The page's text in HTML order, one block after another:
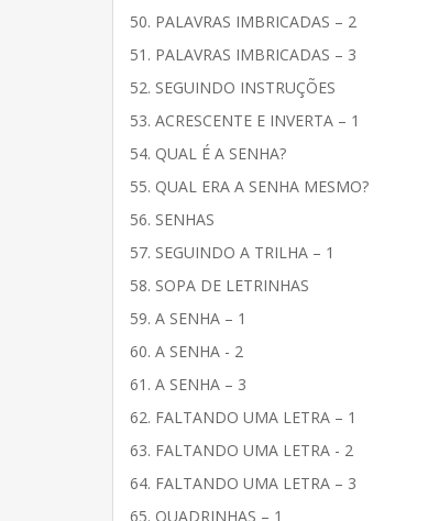
50. PALAVRAS IMBRICADAS – 2
51. PALAVRAS IMBRICADAS – 3
52. SEGUINDO INSTRUÇÕES
53. ACRESCENTE E INVERTA – 1
54. QUAL É A SENHA?
55. QUAL ERA A SENHA MESMO?
56. SENHAS
57. SEGUINDO A TRILHA – 1
58. SOPA DE LETRINHAS
59. A SENHA – 1
60. A SENHA - 2
61. A SENHA – 3
62. FALTANDO UMA LETRA – 1
63. FALTANDO UMA LETRA - 2
64. FALTANDO UMA LETRA – 3
65. QUADRINHAS – 1